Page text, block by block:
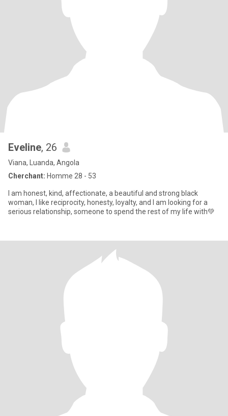
Eveline, 26
Viana, Luanda, Angola
Cherchant: Homme 28 - 53
I am honest, kind, affectionate, a beautiful and strong black
woman, I like reciprocity, honesty, loyalty, and I am looking for a
serious relationship, someone to spend the rest of my life with💚